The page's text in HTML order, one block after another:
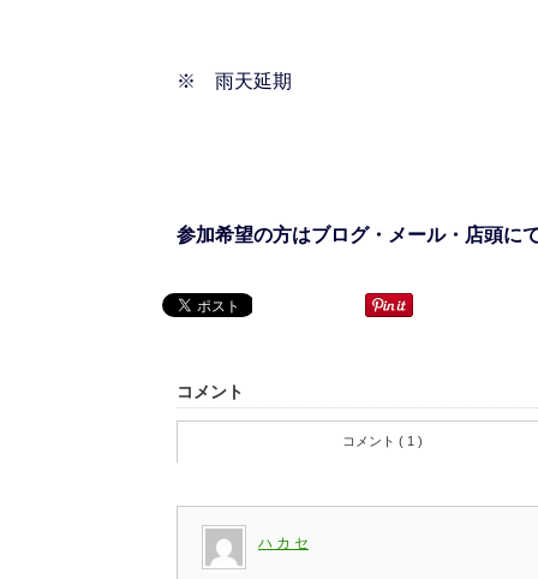
※ 雨天延期
参加希望の方はブログ・メール・店頭に
コメント
コメント ( 1 )
ハ カ セ